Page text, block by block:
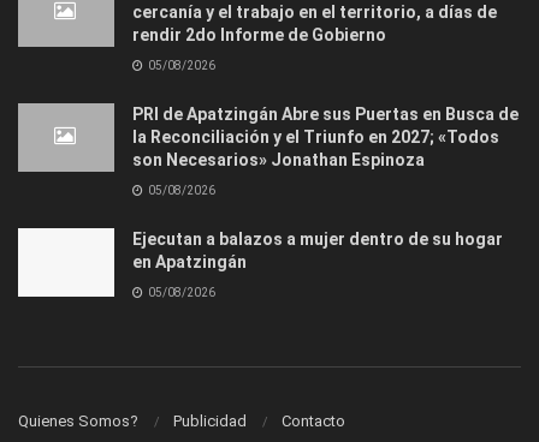
cercanía y el trabajo en el territorio, a días de
rendir 2do Informe de Gobierno
05/08/2026
PRI de Apatzingán Abre sus Puertas en Busca de
la Reconciliación y el Triunfo en 2027; «Todos
son Necesarios» Jonathan Espinoza
05/08/2026
Ejecutan a balazos a mujer dentro de su hogar
en Apatzingán
05/08/2026
Quienes Somos? Publicidad Contacto